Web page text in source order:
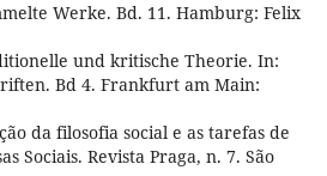
Werke. Bd. 11. Hamburg: Felix
und kritische Theorie. In:
Bd 4. Frankfurt am Main:
da filosofia social e as tarefas de
Sociais. Revista Praga, n. 7. São